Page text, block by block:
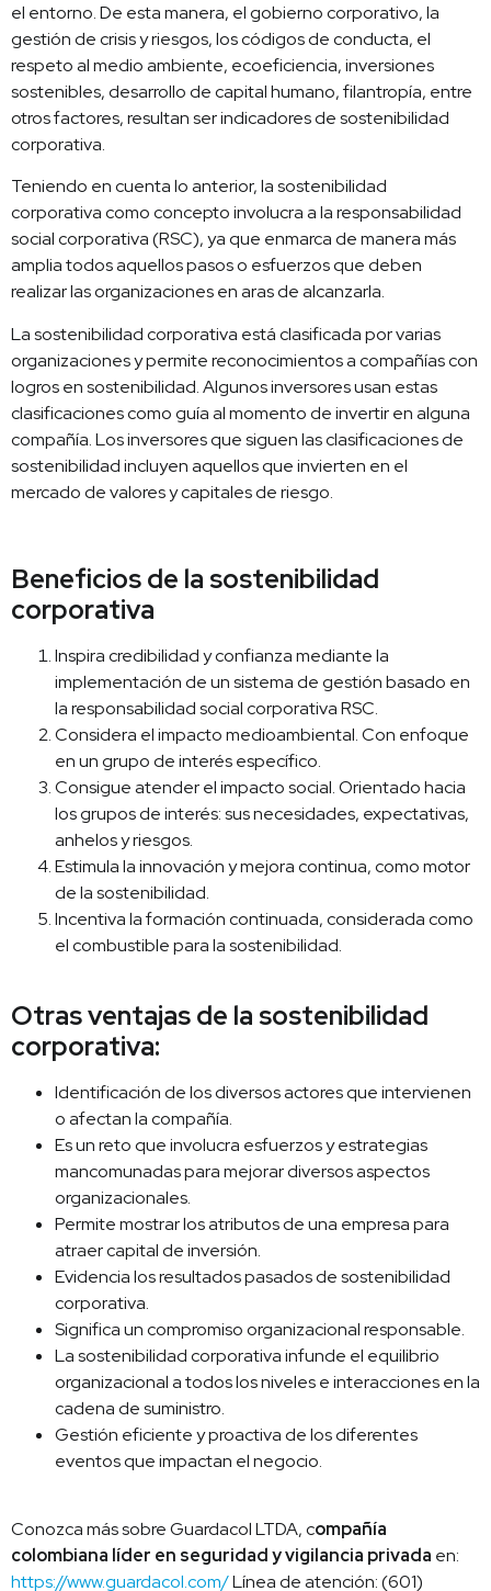
el entorno. De esta manera, el gobierno corporativo, la
gestión de crisis y riesgos, los códigos de conducta, el
respeto al medio ambiente, ecoeficiencia, inversiones
sostenibles, desarrollo de capital humano, filantropía, entre
otros factores, resultan ser indicadores de sostenibilidad
corporativa.
Teniendo en cuenta lo anterior, la sostenibilidad
corporativa como concepto involucra a la responsabilidad
social corporativa (RSC), ya que enmarca de manera más
amplia todos aquellos pasos o esfuerzos que deben
realizar las organizaciones en aras de alcanzarla.
La sostenibilidad corporativa está clasificada por varias
organizaciones y permite reconocimientos a compañías con
logros en sostenibilidad. Algunos inversores usan estas
clasificaciones como guía al momento de invertir en alguna
compañía. Los inversores que siguen las clasificaciones de
sostenibilidad incluyen aquellos que invierten en el
mercado de valores y capitales de riesgo.
Beneficios de la sostenibilidad
corporativa
Inspira credibilidad y confianza mediante la
implementación de un sistema de gestión basado en
la responsabilidad social corporativa RSC.
Considera el impacto medioambiental. Con enfoque
en un grupo de interés específico.
Consigue atender el impacto social. Orientado hacia
los grupos de interés: sus necesidades, expectativas,
anhelos y riesgos.
Estimula la innovación y mejora continua, como motor
de la sostenibilidad.
Incentiva la formación continuada, considerada como
el combustible para la sostenibilidad.
Otras ventajas de la sostenibilidad
corporativa:
Identificación de los diversos actores que intervienen
o afectan la compañía.
Es un reto que involucra esfuerzos y estrategias
mancomunadas para mejorar diversos aspectos
organizacionales.
Permite mostrar los atributos de una empresa para
atraer capital de inversión.
Evidencia los resultados pasados de sostenibilidad
corporativa.
Significa un compromiso organizacional responsable.
La sostenibilidad corporativa infunde el equilibrio
organizacional a todos los niveles e interacciones en la
cadena de suministro.
Gestión eficiente y proactiva de los diferentes
eventos que impactan el negocio.
Conozca más sobre Guardacol LTDA, compañía
colombiana líder en seguridad y vigilancia privada en:
https://www.guardacol.com/Línea de atención: (601)